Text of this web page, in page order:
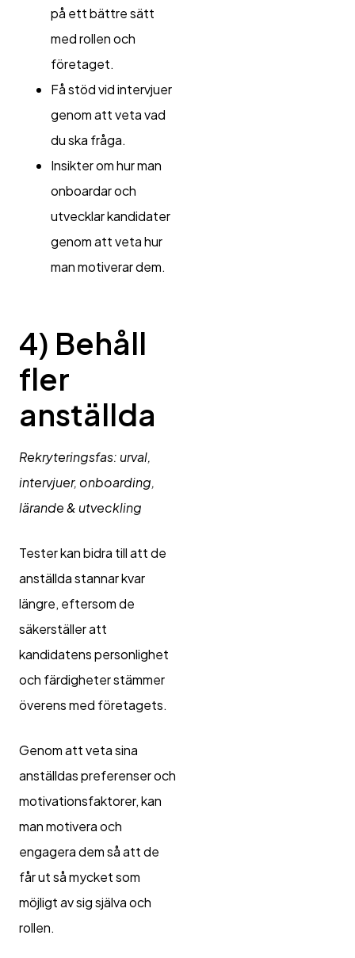
på ett bättre sätt
med rollen och
företaget.
Få stöd vid intervjuer
genom att veta vad
du ska fråga.
Insikter om hur man
onboardar och
utvecklar kandidater
genom att veta hur
man motiverar dem.
4) Behåll
fler
anställda
Rekryteringsfas: urval,
intervjuer, onboarding,
lärande & utveckling
Tester kan bidra till att de
anställda stannar kvar
längre, eftersom de
säkerställer att
kandidatens personlighet
och färdigheter stämmer
överens med företagets.
Genom att veta sina
anställdas preferenser och
motivationsfaktorer, kan
man motivera och
engagera dem så att de
får ut så mycket som
möjligt av sig själva och
rollen.